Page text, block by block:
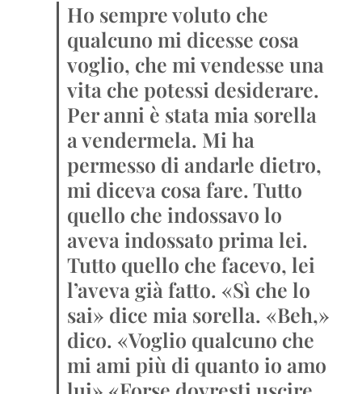
Ho sempre voluto che
qualcuno mi dicesse cosa
voglio, che mi vendesse una
vita che potessi desiderare.
Per anni è stata mia sorella
a vendermela. Mi ha
permesso di andarle dietro,
mi diceva cosa fare. Tutto
quello che indossavo lo
aveva indossato prima lei.
Tutto quello che facevo, lei
l’aveva già fatto. «Sì che lo
sai» dice mia sorella. «Beh,»
dico. «Voglio qualcuno che
mi ami più di quanto io amo